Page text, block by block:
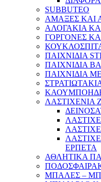
SUBBUTEO
ΑΜΑΞΕΣ ΚΑΙ
ΑΛΟΓΑΚΙΑ
ΓΟΡΓΟΝΕΣ
ΠΑΙΧΝΙΔΙΑ
ΠΑΙΧΝΙΔΙΑ
ΠΑΙΧΝΙΔΙΑ
ΛΑΣΤΙΧΕΝΙΑ
ΕΡΠΕΤΑ
ΑΘΛΗΤΙΚΑ
ΜΠΑΛΕΣ –